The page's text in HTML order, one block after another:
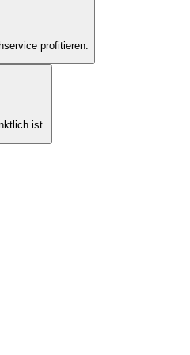
profitieren.
ist.